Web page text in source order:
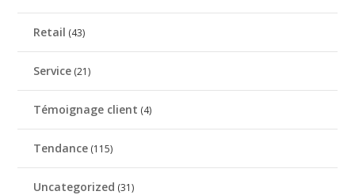
Retail (43)
Service (21)
Témoignage client (4)
Tendance (115)
Uncategorized (31)